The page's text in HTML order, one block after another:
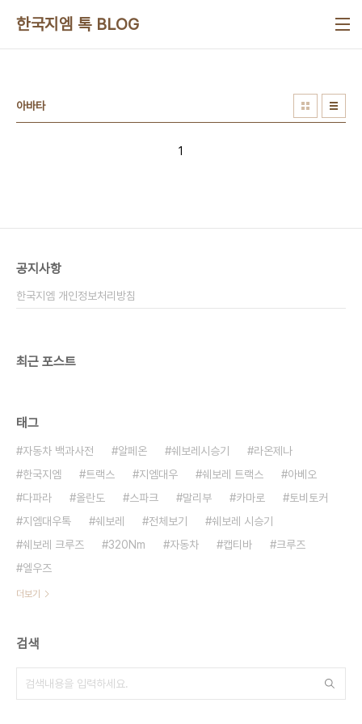
한국지엠 톡 BLOG
아바타
1
공지사항
한국지엠 개인정보처리방침
최근 포스트
태그
자동차 백과사전 알페온 쉐보레시승기
라온제나
한국지엠
트랙스 지엠대우 쉐보레 트랙스
아베오
다파라
올란도 스파크 말리부 카마로
토비토커
지엠대우톡
쉐보레 전체보기
쉐보레 시승기
쉐보레 크루즈
320Nm 자동차 캡티바
크루즈
엘우즈
더보기
검색